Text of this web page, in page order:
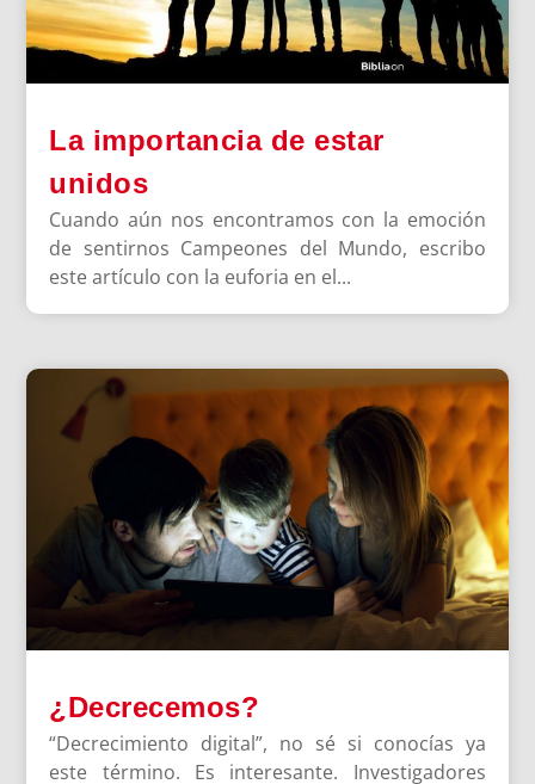
La importancia de estar
unidos
Cuando aún nos encontramos con la emoción
de sentirnos Campeones del Mundo, escribo
este artículo con la euforia en el...
¿Decrecemos?
“Decrecimiento digital”, no sé si conocías ya
este término. Es interesante. Investigadores